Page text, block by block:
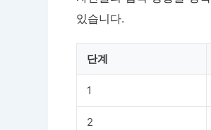
있습니다.
단계
1
2